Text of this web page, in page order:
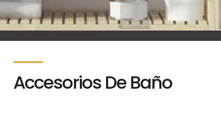
Accesorios De Baño